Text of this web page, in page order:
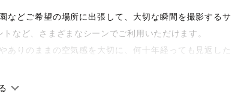
どご希望の場所に出張して、大切な瞬間を撮影するサ
など、さまざまなシーンでご利用いただけます。
ありのままの空気感を大切に、何十年経っても見返した